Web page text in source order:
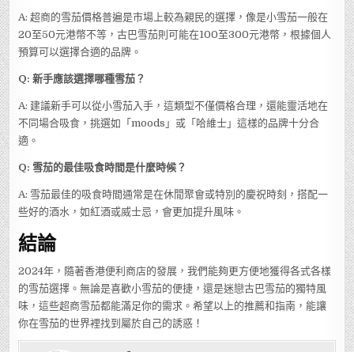
A: 超商的雪茄價格普遍是市場上較為親民的選擇，像是小雪茄一般在
20至50元港幣不等，古巴雪茄則可能在100至300元港幣，根據個人
預算可以選擇合適的品牌。
Q: 新手應該選擇哪種雪茄？
A: 建議新手可以從小雪茄入手，這類型不僅價格合理，還能靈活地在
不同場合吸食，挑選如「moods」或「哈維士」這樣的品牌十分合
適。
Q: 雪茄的最佳吸食時間是什麼時候？
A: 雪茄最佳的吸食時間通常是在休閒聚會或特別的慶祝時刻，搭配一
些好的酒水，如紅酒或威士忌，會更加提升風味。
結論
2024年，隨著香港便利商店的發展，我們能夠更方便地獲得各式各樣
的雪茄選擇。無論是喜歡小雪茄的便捷，還是迷戀古巴雪茄的獨特風
味，這些超商雪茄都能滿足你的需求。希望以上的推薦和指南，能讓
你在雪茄的世界裡找到屬於自己的誘惑！